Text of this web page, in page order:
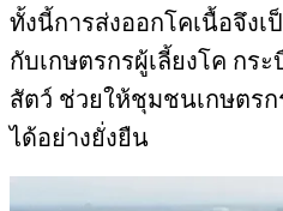
ทั้งนี้การส่งออกโคเนื้อจึงเ
กับเกษตรกรผู้เลี้ยงโค กร
สัตว์ ช่วยให้ชุมชนเกษตรก
ได้อย่างยั่งยืน